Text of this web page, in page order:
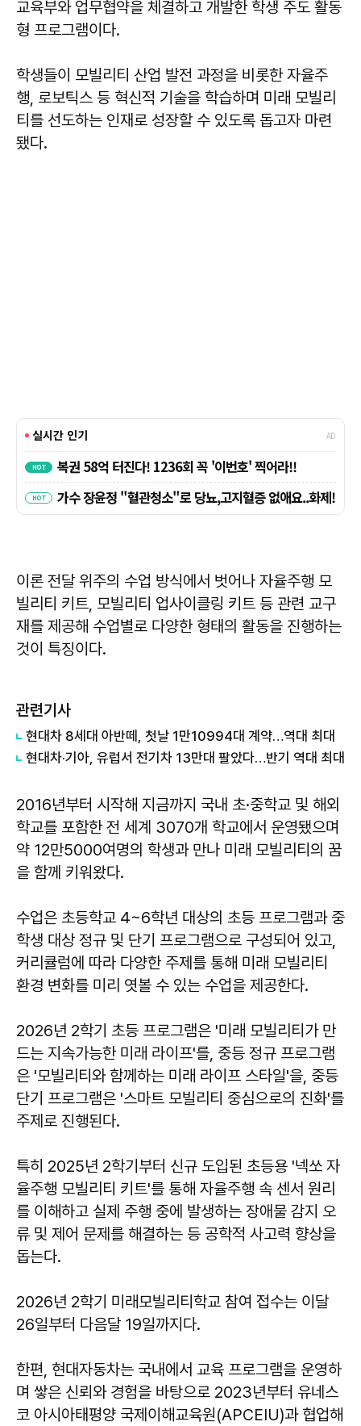
교육부와 업무협약을 체결하고 개발한 학생 주도 활동
형 프로그램이다.
학생들이 모빌리티 산업 발전 과정을 비롯한 자율주
행, 로보틱스 등 혁신적 기술을 학습하며 미래 모빌리
티를 선도하는 인재로 성장할 수 있도록 돕고자 마련
됐다.
이론 전달 위주의 수업 방식에서 벗어나 자율주행 모
빌리티 키트, 모빌리티 업사이클링 키트 등 관련 교구
재를 제공해 수업별로 다양한 형태의 활동을 진행하는
것이 특징이다.
관련기사
현대차 8세대 아반떼, 첫날 1만10994대 계약…역대 최대
현대차·기아, 유럽서 전기차 13만대 팔았다…반기 역대 최대
2016년부터 시작해 지금까지 국내 초·중학교 및 해외
학교를 포함한 전 세계 3070개 학교에서 운영됐으며
약 12만5000여명의 학생과 만나 미래 모빌리티의 꿈
을 함께 키워왔다.
수업은 초등학교 4~6학년 대상의 초등 프로그램과 중
학생 대상 정규 및 단기 프로그램으로 구성되어 있고,
커리큘럼에 따라 다양한 주제를 통해 미래 모빌리티
환경 변화를 미리 엿볼 수 있는 수업을 제공한다.
2026년 2학기 초등 프로그램은 '미래 모빌리티가 만
드는 지속가능한 미래 라이프'를, 중등 정규 프로그램
은 '모빌리티와 함께하는 미래 라이프 스타일'을, 중등
단기 프로그램은 '스마트 모빌리티 중심으로의 진화'를
주제로 진행된다.
특히 2025년 2학기부터 신규 도입된 초등용 '넥쏘 자
율주행 모빌리티 키트'를 통해 자율주행 속 센서 원리
를 이해하고 실제 주행 중에 발생하는 장애물 감지 오
류 및 제어 문제를 해결하는 등 공학적 사고력 향상을
돕는다.
2026년 2학기 미래모빌리티학교 참여 접수는 이달
26일부터 다음달 19일까지다.
한편, 현대자동차는 국내에서 교육 프로그램을 운영하
며 쌓은 신뢰와 경험을 바탕으로 2023년부터 유네스
코 아시아태평양 국제이해교육원(APCEIU)과 협업해